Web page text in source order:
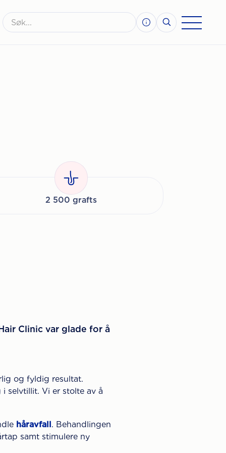
2 500 grafts
Clinic var glade for å
og fyldig resultat.
selvtillit. Vi er stolte av å
håravfall. Behandlingen
samt stimulere ny